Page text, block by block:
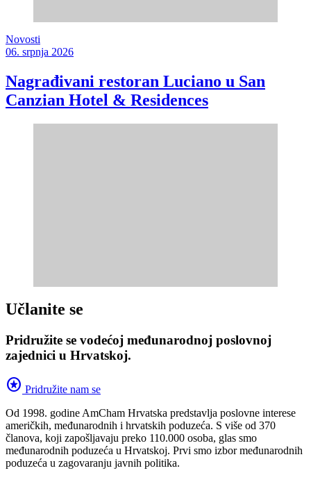
Novosti
06. srpnja 2026
Nagrađivani restoran Luciano u San
Canzian Hotel & Residences
Učlanite se
Pridružite se vodećoj međunarodnoj poslovnoj
zajednici u Hrvatskoj.
stars Pridružite nam se
Od 1998. godine AmCham Hrvatska predstavlja poslovne interese
američkih, međunarodnih i hrvatskih poduzeća. S više od 370
članova, koji zapošljavaju preko 110.000 osoba, glas smo
međunarodnih poduzeća u Hrvatskoj. Prvi smo izbor međunarodnih
poduzeća u zagovaranju javnih politika.